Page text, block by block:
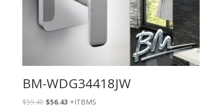
BM-WDG34418JW
$59.40 $56.43 +ITBMS